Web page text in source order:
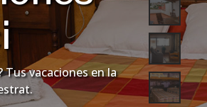
Tus vacaciones en la